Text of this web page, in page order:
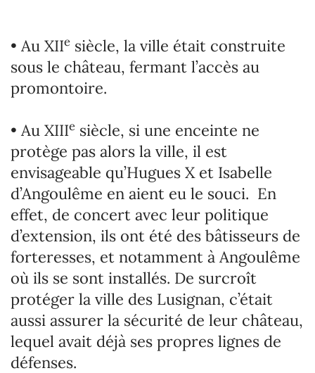
• Au XIIe siècle, la ville était construite
sous le château, fermant l’accès au
promontoire.
• Au XIIIe siècle, si une enceinte ne
protège pas alors la ville, il est
envisageable qu’Hugues X et Isabelle
d’Angoulême en aient eu le souci. En
effet, de concert avec leur politique
d’extension, ils ont été des bâtisseurs de
forteresses, et notamment à Angoulême
où ils se sont installés. De surcroît
protéger la ville des Lusignan, c’était
aussi assurer la sécurité de leur château,
lequel avait déjà ses propres lignes de
défenses.